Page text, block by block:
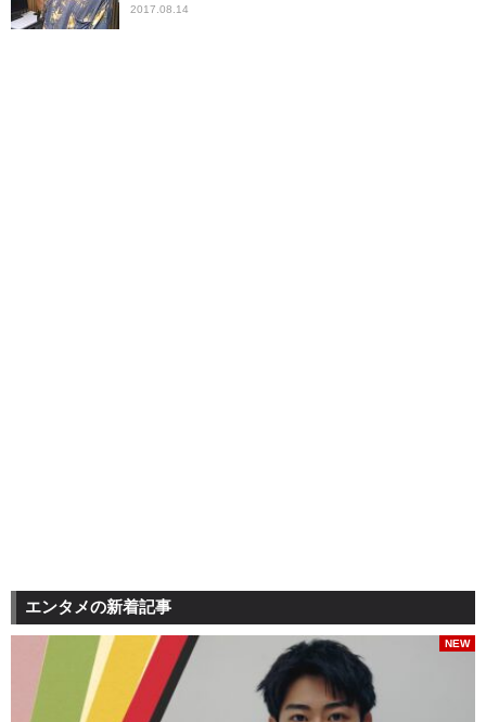
2017.08.14
エンタメの新着記事
NEW